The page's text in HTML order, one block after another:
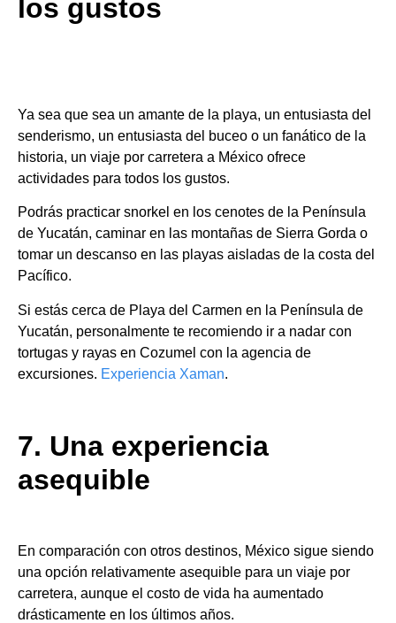
los gustos
Ya sea que sea un amante de la playa, un entusiasta del
senderismo, un entusiasta del buceo o un fanático de la
historia, un viaje por carretera a México ofrece
actividades para todos los gustos.
Podrás practicar snorkel en los cenotes de la Península
de Yucatán, caminar en las montañas de Sierra Gorda o
tomar un descanso en las playas aisladas de la costa del
Pacífico.
Si estás cerca de Playa del Carmen en la Península de
Yucatán, personalmente te recomiendo ir a nadar con
tortugas y rayas en Cozumel con la agencia de
excursiones. Experiencia Xaman.
7. Una experiencia
asequible
En comparación con otros destinos, México sigue siendo
una opción relativamente asequible para un viaje por
carretera, aunque el costo de vida ha aumentado
drásticamente en los últimos años.